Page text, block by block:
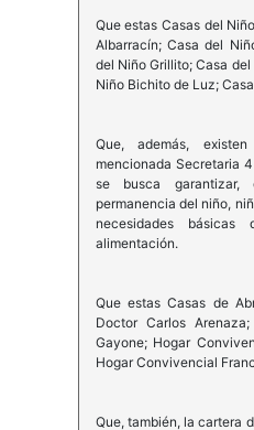
Que estas Casas del
Albarracín; Casa del
del Niño Grillito; Casa
Niño Bichito de Luz;
Que, además,
mencionada Secretaria
se busca
permanencia del niño,
necesidades
alimentación.
Que estas Casas de
Doctor Carlos
Gayone; Hogar
Hogar Convivencial
Que, también, la cartera